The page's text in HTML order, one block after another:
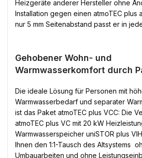
Heizgeräte anderer Hersteller ohne
Installation gegen einen atmoTEC plus
nur 5 mm Seitenabstand passt er in
Gehobener Wohn- und
Warmwasserkomfort durch
Die ideale Lösung für Personen mit
Warmwasserbedarf und separater
ist das Paket atmoTEC plus VCC: Die
atmoTEC plus VC mit 20 kW
Warmwasserspeicher uniSTOR plus
Ihnen den 1:1-Tausch des Altsystems 
Umbauarbeiten und ohne